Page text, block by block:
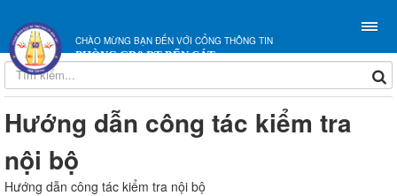
CHÀO MỪNG BẠN ĐẾN VỚI CỔNG THÔNG TIN
PHÒNG GD&ĐT BẾN CÁT
Hướng dẫn công tác kiểm tra
nội bộ
Hướng dẫn công tác kiểm tra nội bộ